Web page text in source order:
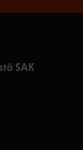
SAK